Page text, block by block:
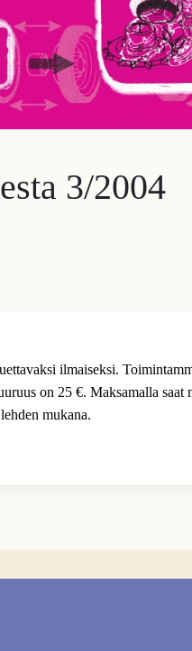
3/2004
ilmaiseksi.
on 25 €. Maksamalla saat
mukana.